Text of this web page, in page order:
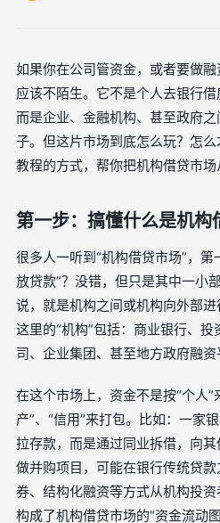
如果你在公司管资金，或者要做
应该不陌生。它不是个人去银行借
而是企业、金融机构、甚至政府之
子。但这片市场到底怎么玩？怎
教程的方式，帮你把机构借贷市场
第一步：搞懂什么是机构
很多人一听到“机构借贷市场”，
放贷款”？没错，但只是其中一小
说，就是机构之间或机构向外部进
这里的“机构”包括：商业银行、
司、企业集团、甚至地方政府融资
在这个市场上，资金不是按“个人”
产”、“信用”来打包。比如：一家
拉存款，而是通过同业拆借，向
做并购项目，可能在银行传统贷
券、结构化融资等方式从机构投
构成了机构借贷市场的“资金流动图